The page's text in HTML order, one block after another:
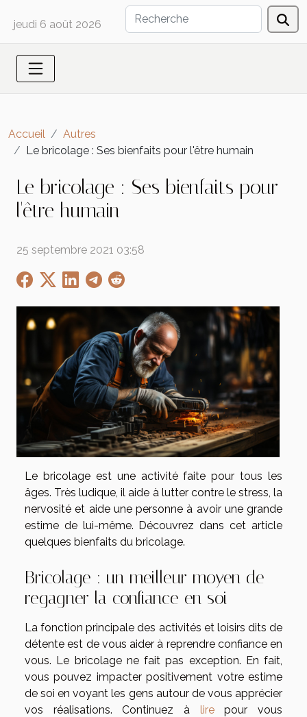
jeudi 6 août 2026
Accueil
Autres
Le bricolage : Ses bienfaits pour l'être humain
Le bricolage : Ses bienfaits pour
l'être humain
25 septembre 2021 03:58
Le bricolage est une activité faite pour tous les
âges. Très ludique, il aide à lutter contre le stress, la
nervosité et aide une personne à avoir une grande
estime de lui-même. Découvrez dans cet article
quelques bienfaits du bricolage.
Bricolage : un meilleur moyen de
regagner la confiance en soi
La fonction principale des activités et loisirs dits de
détente est de vous aider à reprendre confiance en
vous. Le bricolage ne fait pas exception. En fait,
vous pouvez impacter positivement votre estime
de soi en voyant les gens autour de vous apprécier
vos réalisations. Continuez à lirepour vous